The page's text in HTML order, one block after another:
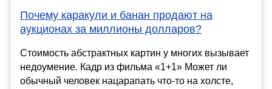
Почему каракули и банан продают на
аукционах за миллионы долларов?
Стоимость абстрактных картин у многих вызывает
недоумение. Кадр из фильма «1+1» Может ли
обычный человек нацарапать что-то на холсте,